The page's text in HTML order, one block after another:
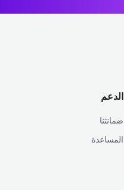
الدعم
ضمانتنا
المساعدة